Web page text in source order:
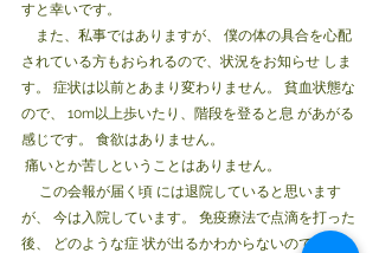
すと幸いです。
また、私事ではありますが、 僕の体の具合を心配
されている方もおられるので、状況をお知らせ しま
す。 症状は以前とあまり変わりません。 貧血状態な
ので、 10m以上歩いたり、階段を登ると息 があがる
感じです。 食欲はありません。
痛いとか苦しということはありません。
この会報が届く頃 には退院していると思います
が、 今は入院しています。 免疫療法で点滴を打った
後、 どのような症 状が出るかわからないので、 副